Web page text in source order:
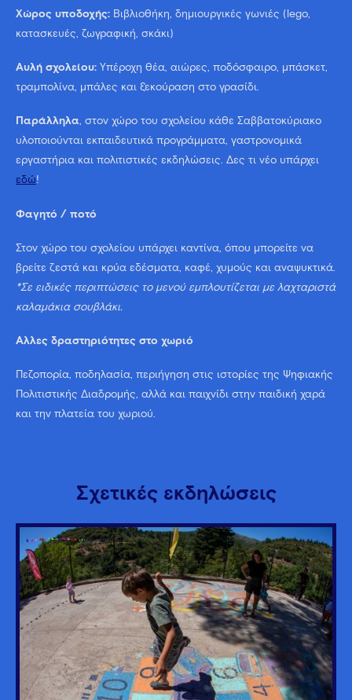
Χώρος υποδοχής: Βιβλιοθήκη, δημιουργικές γωνιές (lego,
κατασκευές, ζωγραφική, σκάκι)
Αυλή σχολείου: Υπέροχη θέα, αιώρες, ποδόσφαιρο, μπάσκετ,
τραμπολίνα, μπάλες και ξεκούραση στο γρασίδι.
Παράλληλα, στον χώρο του σχολείου κάθε Σαββατοκύριακο
υλοποιούνται εκπαιδευτικά προγράμματα, γαστρονομικά
εργαστήρια και πολιτιστικές εκδηλώσεις. Δες τι νέο υπάρχει
εδώ!
Φαγητό / ποτό
Στον χώρο του σχολείου υπάρχει καντίνα, όπου μπορείτε να
βρείτε ζεστά και κρύα εδέσματα, καφέ, χυμούς και αναψυκτικά.
*Σε ειδικές περιπτώσεις το μενού εμπλουτίζεται με λαχταριστά
καλαμάκια σουβλάκι.
Άλλες δραστηριότητες στο χωριό
Πεζοπορία, ποδηλασία, περιήγηση στις ιστορίες της Ψηφιακής
Πολιτιστικής Διαδρομής, αλλά και παιχνίδι στην παιδική χαρά
και την πλατεία του χωριού.
Σχετικές εκδηλώσεις